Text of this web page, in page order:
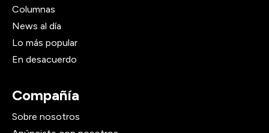
Columnas
News al día
Lo más popular
En desacuerdo
Compañía
Sobre nosotros